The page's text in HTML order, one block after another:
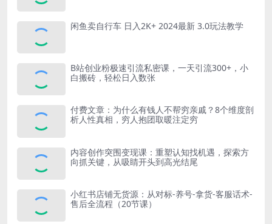
闲鱼卖自行车 日入2K+ 2024最新 3.0玩法教学
B站创业粉极速引流私密课，一天引流300+，小
白搬砖，轻松日入数张
付费文章：为什么有钱人不帮穷亲戚？8个维度剖
析人性真相，穷人抱团取暖注定穷
内容创作突围变现课：重塑认知找机遇，探索方
向抓关键，从吸睛开头到高光结尾
小红书店铺无货源：从对标-养号-拿货-客服话术-
售后全流程（20节课）